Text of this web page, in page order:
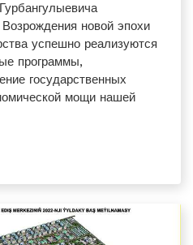
новой эпохи
успешно реализуются
программы,
государственных
мощи нашей